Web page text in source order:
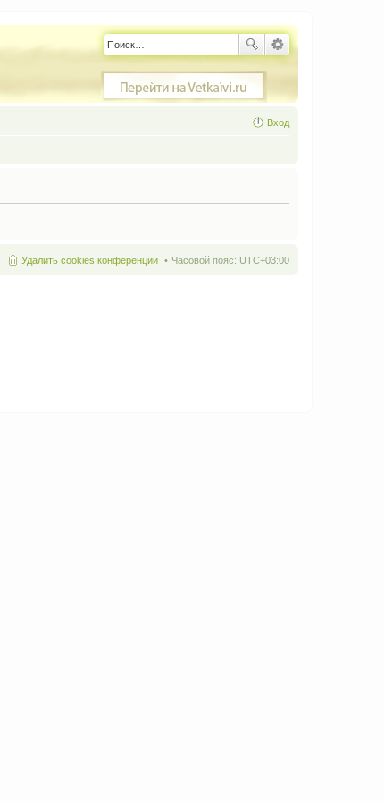
Вход
Часовой пояс: UTC+03:00
Удалить cookies конференции